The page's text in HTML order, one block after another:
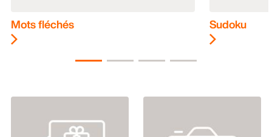
Mots fléchés Sudoku